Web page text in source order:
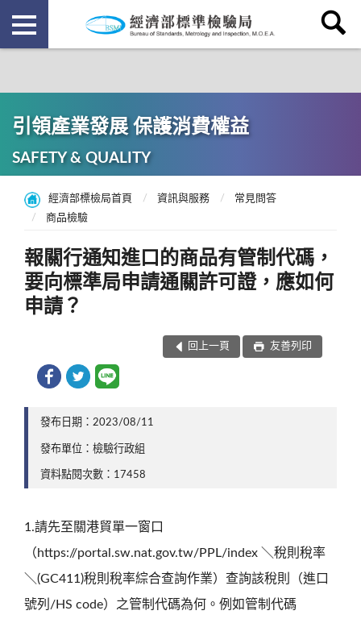
引領產業發展 保護消費權益
SAFETY & QUALITY
經濟部標檢局首頁 資訊與服務
常見問答
商品檢驗
報關行通知進口的商品有管制代碼，
要向標準局申請通關許可證，應如何
申請？
回上一頁 友善列印
發布日期：2023/08/11
發布單位：檢驗行政組
資料點閱次數：17458
1.請先至關港貿單一窗口
（https://portal.sw.nat.gov.tw/PPL/index ＼稅則稅率
＼(GC411)稅則稅率綜合查詢作業）查詢該稅則（進口
號列/HS code）之管制代碼為何。例如管制代碼